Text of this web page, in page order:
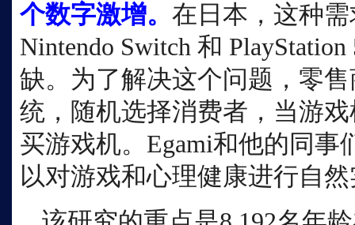
个数字激增。 在日本，这种
Nintendo Switch 和
缺。为了解决这个问题，零
统，随机选择消费者，当游
买游戏机。Egami和他的同事
以对游戏和心理健康进行自